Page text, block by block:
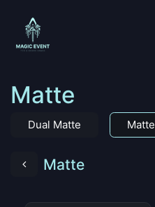
Matte
Dual Matte Matte
Matte